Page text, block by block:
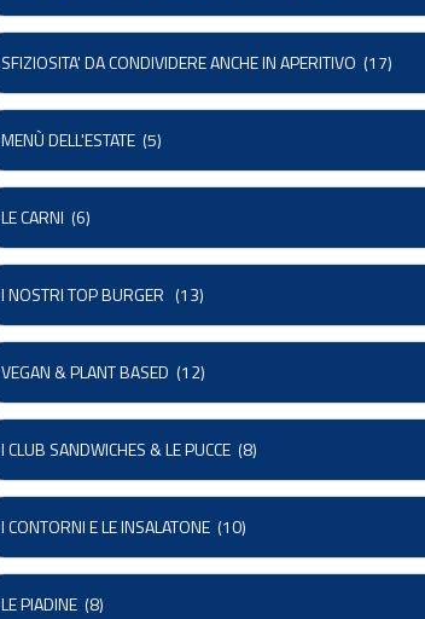
SFIZIOSITA' DA CONDIVIDERE ANCHE IN APERITIVO (17)
MENÙ DELL'ESTATE (5)
LE CARNI (6)
I NOSTRI TOP BURGER (13)
VEGAN & PLANT BASED (12)
I CLUB SANDWICHES & LE PUCCE (8)
I CONTORNI E LE INSALATONE (10)
LE PIADINE (8)